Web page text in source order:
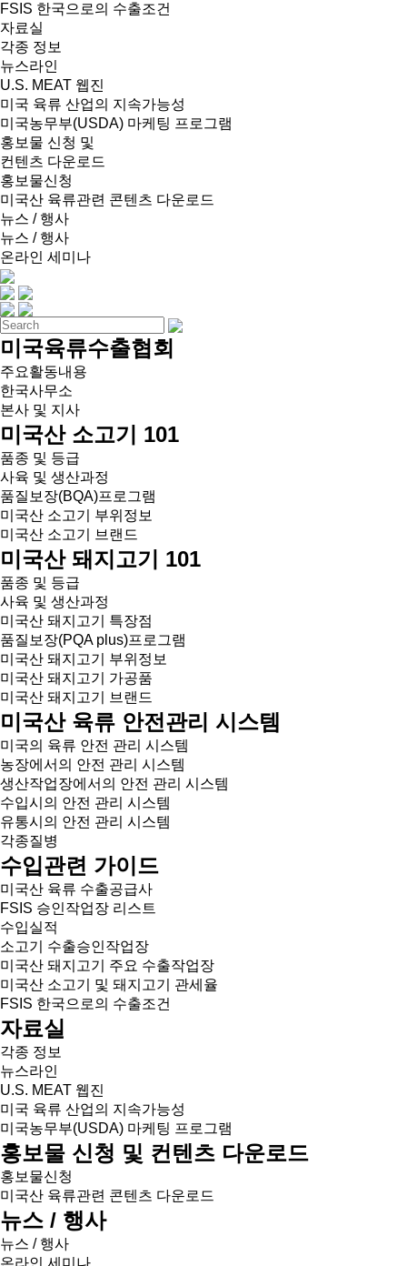
FSIS 한국으로의 수출조건
자료실
각종 정보
뉴스라인
U.S. MEAT 웹진
미국 육류 산업의 지속가능성
미국농무부(USDA) 마케팅 프로그램
홍보물 신청 및
컨텐츠 다운로드
홍보물신청
미국산 육류관련 콘텐츠 다운로드
뉴스 / 행사
뉴스 / 행사
온라인 세미나
미국육류수출협회
주요활동내용
한국사무소
본사 및 지사
미국산 소고기 101
품종 및 등급
사육 및 생산과정
품질보장(BQA)프로그램
미국산 소고기 부위정보
미국산 소고기 브랜드
미국산 돼지고기 101
품종 및 등급
사육 및 생산과정
미국산 돼지고기 특장점
품질보장(PQA plus)프로그램
미국산 돼지고기 부위정보
미국산 돼지고기 가공품
미국산 돼지고기 브랜드
미국산 육류 안전관리 시스템
미국의 육류 안전 관리 시스템
농장에서의 안전 관리 시스템
생산작업장에서의 안전 관리 시스템
수입시의 안전 관리 시스템
유통시의 안전 관리 시스템
각종질병
수입관련 가이드
미국산 육류 수출공급사
FSIS 승인작업장 리스트
수입실적
소고기 수출승인작업장
미국산 돼지고기 주요 수출작업장
미국산 소고기 및 돼지고기 관세율
FSIS 한국으로의 수출조건
자료실
각종 정보
뉴스라인
U.S. MEAT 웹진
미국 육류 산업의 지속가능성
미국농무부(USDA) 마케팅 프로그램
홍보물 신청 및 컨텐츠 다운로드
홍보물신청
미국산 육류관련 콘텐츠 다운로드
뉴스 / 행사
뉴스 / 행사